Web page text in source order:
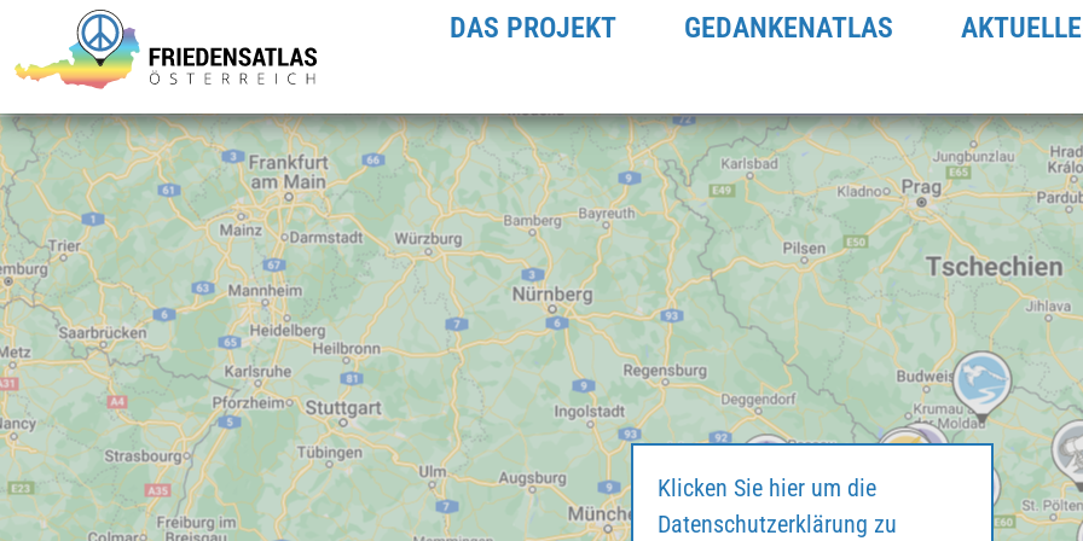
DAS PROJEKT GEDANKENATLAS
Klicken Sie hier um die
Datenschutzerklärung zu